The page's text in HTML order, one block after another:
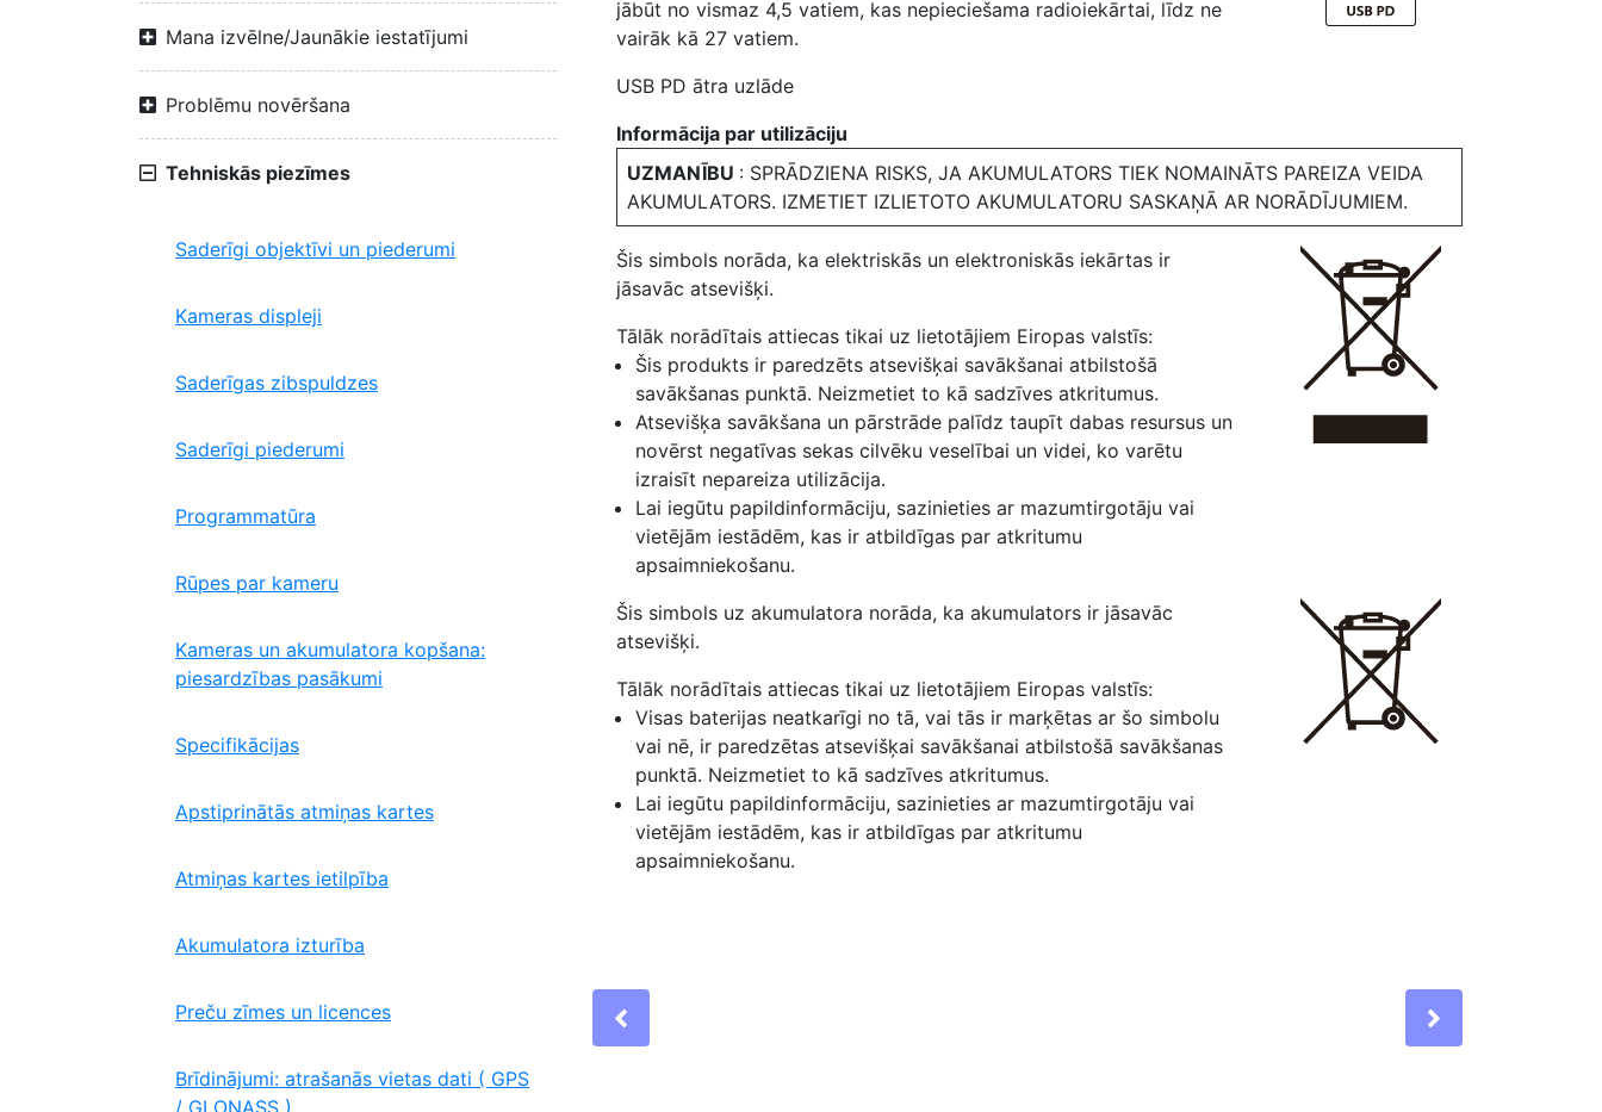
Mana izvēlne/Jaunākie iestatījumi
Problēmu novēršana
Tehniskās piezīmes
Saderīgi objektīvi un piederumi
Kameras displeji
Saderīgas zibspuldzes
Saderīgi piederumi
Programmatūra
Rūpes par kameru
Kameras un akumulatora kopšana:
piesardzības pasākumi
Specifikācijas
Apstiprinātās atmiņas kartes
Atmiņas kartes ietilpība
Akumulatora izturība
Preču zīmes un licences
Brīdinājumi: atrašanās vietas dati ( GPS
/ GLONASS )
jābūt no vismaz 4,5 vatiem, kas nepieciešama radioiekārtai, līdz ne
vairāk kā 27 vatiem.
USB PD ātra uzlāde
Informācija par utilizāciju
UZMANĪBU : SPRĀDZIENA RISKS, JA AKUMULATORS TIEK NOMAINĀTS PAREIZA VEIDA
AKUMULATORS. IZMETIET IZLIETOTO AKUMULATORU SASKAŅĀ AR NORĀDĪJUMIEM.
Šis simbols norāda, ka elektriskās un elektroniskās iekārtas ir
jāsavāc atsevišķi.
Tālāk norādītais attiecas tikai uz lietotājiem Eiropas valstīs:
Šis produkts ir paredzēts atsevišķai savākšanai atbilstošā
savākšanas punktā. Neizmetiet to kā sadzīves atkritumus.
Atsevišķa savākšana un pārstrāde palīdz taupīt dabas resursus un
novērst negatīvas sekas cilvēku veselībai un videi, ko varētu
izraisīt nepareiza utilizācija.
Lai iegūtu papildinformāciju, sazinieties ar mazumtirgotāju vai
vietējām iestādēm, kas ir atbildīgas par atkritumu
apsaimniekošanu.
Šis simbols uz akumulatora norāda, ka akumulators ir jāsavāc
atsevišķi.
Tālāk norādītais attiecas tikai uz lietotājiem Eiropas valstīs:
Visas baterijas neatkarīgi no tā, vai tās ir marķētas ar šo simbolu
vai nē, ir paredzētas atsevišķai savākšanai atbilstošā savākšanas
punktā. Neizmetiet to kā sadzīves atkritumus.
Lai iegūtu papildinformāciju, sazinieties ar mazumtirgotāju vai
vietējām iestādēm, kas ir atbildīgas par atkritumu
apsaimniekošanu.